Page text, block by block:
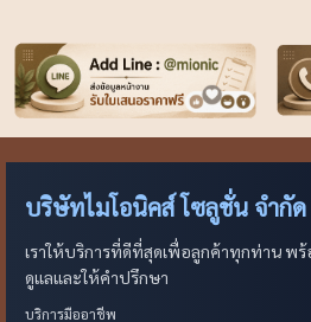
บริษัทไมโอนิคส์ โซลูชั่น จำกัด
เราให้บริการที่ดีที่สุดเพื่อลูกค้าทุกท่าน พ
ดูแลและให้คำปรึกษา
บริการมืออาชีพ